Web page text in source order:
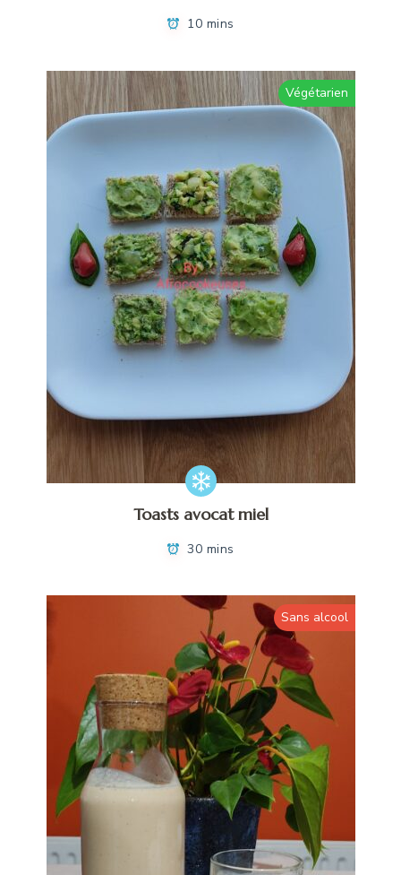
10 mins
Végétarien
Toasts avocat miel
30 mins
Sans alcool